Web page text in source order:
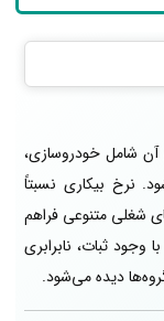
آن شامل خودروسازی،
نرخ بیکاری نسبتاً
شغلی متنوعی فراهم
وجود ثبات، نابرابری
دیده می‌شود.